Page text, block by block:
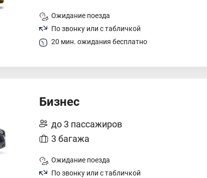
Ожидание поезда
По звонку или с табличкой
20 мин. ожидания бесплатно
Бизнес
до 3 пассажиров
3 багажа
Ожидание поезда
По звонку или с табличкой